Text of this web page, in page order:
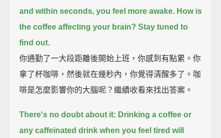
and within seconds, you feel more awake. How is
the coffee affecting your brain? Stay tuned to
find out.
你通勤了一大段距離後開始上班，你感到有點累。你
拿了杯咖啡，然後就在幾秒內，你覺得清醒多了。咖
啡是怎麼影響你的大腦呢？繼續收看來找出答案。
There's no doubt about it: Drinking a coffee or
any caffeinated drink when you feel tired will